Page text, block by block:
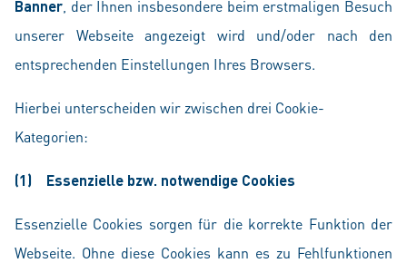
Banner , der Ihnen insbesondere beim erstmaligen Besuch
unserer Webseite angezeigt wird und/oder nach den
entsprechenden Einstellungen Ihres Browsers.
Hierbei unterscheiden wir zwischen drei Cookie-
Kategorien:
(1) Essenzielle bzw. notwendige Cookies
Essenzielle Cookies sorgen für die korrekte Funktion der
Webseite. Ohne diese Cookies kann es zu Fehlfunktionen